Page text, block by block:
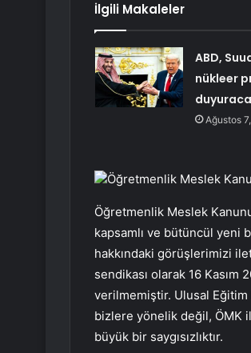
İlgili Makaleler
ABD,
nükleer
Ağustos
Öğretmenlik Meslek
Öğretmenlik Meslek
kapsamlı ve bütüncül yeni
hakkındaki görüşlerimizi
sendikası olarak 16
verilmemiştir. Ulusal Eğitim
bizlere yönelik değil, ÖMK
büyük bir saygısızlıktır.